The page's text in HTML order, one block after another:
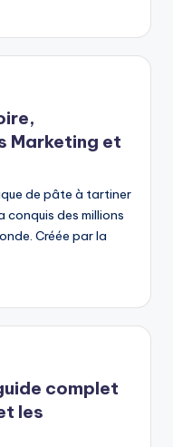
Marketing et
de pâte à tartiner
des millions
Créée par la
complet
les